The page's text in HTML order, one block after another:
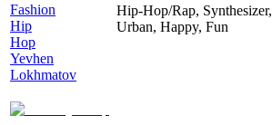
Fashion
Hip
Hop
Yevhen
Lokhmatov
Hip-Hop/Rap, Synthesizer,
Urban, Happy, Fun